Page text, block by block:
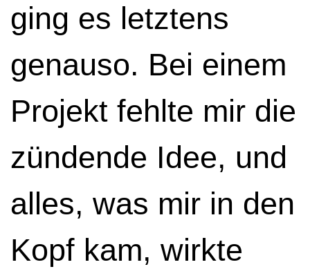
ging es letztens
genauso. Bei einem
Projekt fehlte mir die
zündende Idee, und
alles, was mir in den
Kopf kam, wirkte